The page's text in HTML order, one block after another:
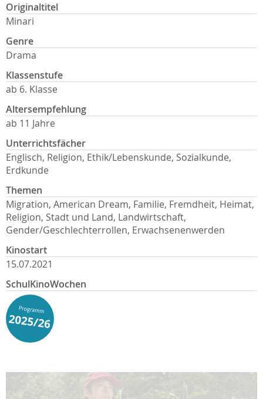
Originaltitel
Minari
Genre
Drama
Klassenstufe
ab 6. Klasse
Altersempfehlung
ab 11 Jahre
Unterrichtsfächer
Englisch, Religion, Ethik/Lebenskunde, Sozialkunde,
Erdkunde
Themen
Migration, American Dream, Familie, Fremdheit, Heimat,
Religion, Stadt und Land, Landwirtschaft,
Gender/Geschlechterrollen, Erwachsenenwerden
Kinostart
15.07.2021
SchulKinoWochen